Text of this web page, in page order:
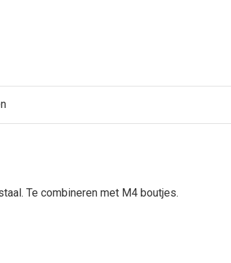
Te combineren met M4 boutjes.